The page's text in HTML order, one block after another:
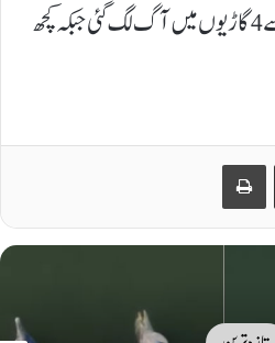
رپورٹ کے مطابق دھماکے سے 4 گاڑیوں میں آگ لگ گئی جبکہ کچھ
Share via Email
Print